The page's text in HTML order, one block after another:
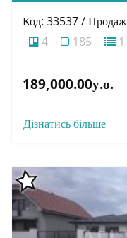
Код: 33537 / Продаж
4
185 1
189,000.00у.о.
Дізнатись більше